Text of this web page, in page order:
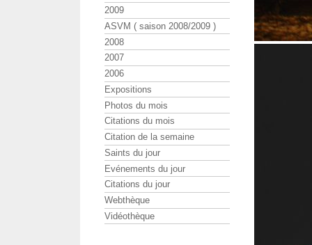
2009
ASVM ( saison 2008/2009 )
2008
2007
2006
Expositions
Photos du mois
Citations du mois
Citation de la semaine
Saints du jour
Evénements du jour
Citations du jour
Webthèque
Vidéothèque